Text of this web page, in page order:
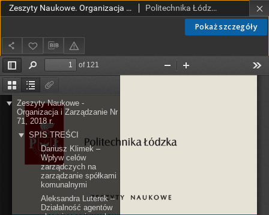
Pokaż szczegóły
Zeszyty Naukowe. Organizacja i Zarządzanie z. 71 (2018) Politechnika Łódzka. Wydział Organizacji i Zarządzania.